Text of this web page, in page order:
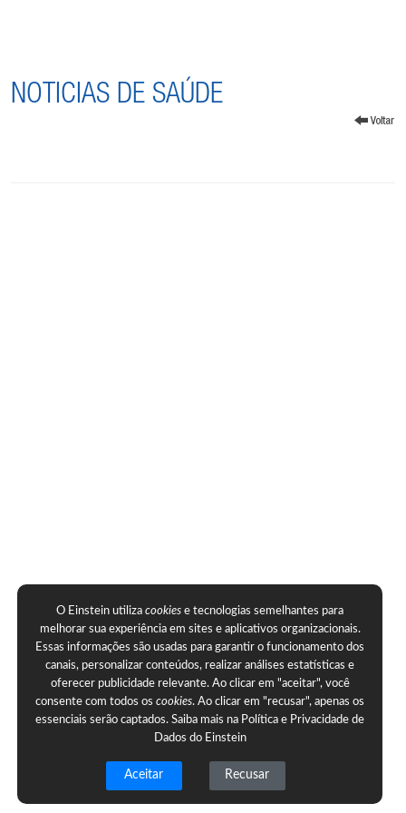
NOTICIAS DE SAÚDE
O Einstein utilizacookies e tecnologias semelhantes para
melhorar sua experiência em sites e aplicativos organizacionais.
Essas informações são usadas para garantir o funcionamento dos
canais, personalizar conteúdos, realizar análises estatísticas e
oferecer publicidade relevante. Ao clicar em "aceitar", você
consente com todos oscookies. Ao clicar em "recusar", apenas os
essenciais serão captados. Saiba mais na Política e Privacidade de
Dados do Einstein
Aceitar Recusar